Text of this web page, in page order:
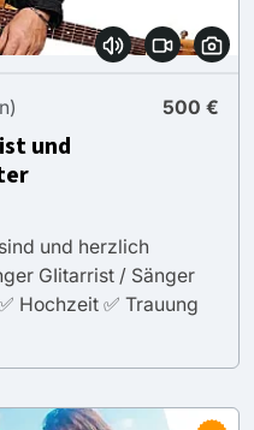
500 €
und
und herzlich
GIitarrist / Sänger
Hochzeit ✅ Trauung